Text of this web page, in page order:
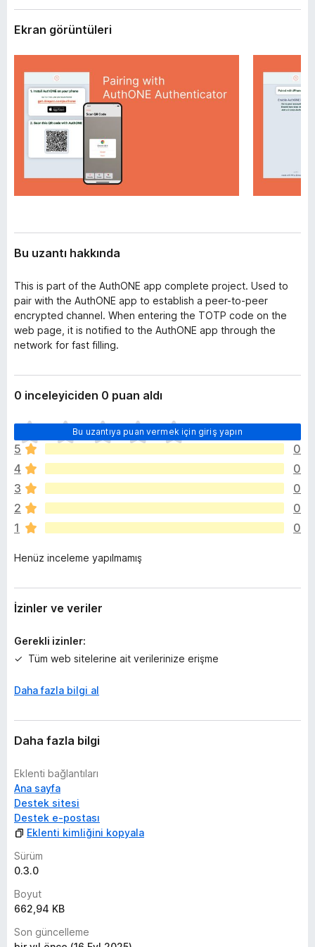
e
l
e
r
Ekran görüntüleri
Bu uzantı hakkında
This is part of the AuthONE app complete project. Used to
pair with the AuthONE app to establish a peer-to-peer
encrypted channel. When entering the TOTP code on the
web page, it is notified to the AuthONE app through the
network for fast filling.
0 inceleyiciden 0 puan aldı
Bu uzantıya puan vermek için giriş yapın
H
e
n
ü
z
h
i
ç
u
n
y
k
5
0
4
0
3
0
2
0
1
0
Henüz inceleme yapılmamış
İzinler ve veriler
Gerekli izinler:
Tüm web sitelerine ait verilerinize erişme
Daha fazla bilgi al
Daha fazla bilgi
Eklenti bağlantıları
Ana sayfa
Destek sitesi
Destek e-postası
Eklenti kimliğini kopyala
Sürüm
0.3.0
Boyut
662,94 KB
Son güncelleme